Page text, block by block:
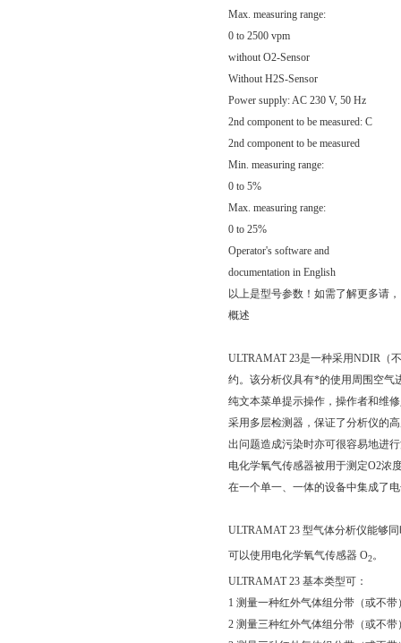
Max. measuring range:
0 to 2500 vpm
without O2-Sensor
Without H2S-Sensor
Power supply: AC 230 V, 50 Hz
2nd component to be measured: C
2nd component to be measured
Min. measuring range:
0 to 5%
Max. measuring range:
0 to 25%
Operator's software and
documentation in English
以上是型号参数！如需了解更多请
概述
ULTRAMAT 23是一种采用NDIR（
约。该分析仪具有*的使用周围空气
纯文本菜单提示操作，操作者和维
采用多层检测器，保证了分析仪的
出问题造成污染时亦可很容易地进
电化学氧气传感器被用于测定O2浓
在一个单一、一体的设备中集成了
ULTRAMAT 23 型气体分析仪能够
可以使用电化学氧气传感器 O2。
ULTRAMAT 23 基本类型可：
1 测量一种红外气体组分带（或不
2 测量三种红外气体组分带（或不带